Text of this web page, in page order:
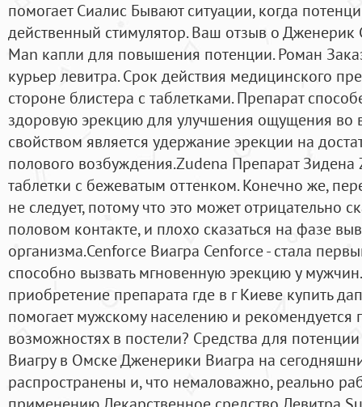
помогает Сиалис Бывают ситуации, когда
действенный стимулятор. Ваш отзыв о Дженерик
Man капли для повышения потенции. Роман
курьер левитра. Срок действия медицинского
стороне блистера с таблетками. Препарат
здоровую эрекцию для улучшения ощущения во
свойством является удержание эрекции на
полового возбуждения.Zudena Препарат Зидена
таблетки с бежеватым оттенком. Конечно же,
не следует, потому что это может отрицательно
половом контакте, и плохо сказаться на фазе
организма.Cenforce Виагра Cenforce - стала
способно вызвать мгновенную эрекцию у
приобретение препарата где в г Киеве купить
помогает мужскому населению и рекомендуется
возможностях в постели? Средства для
Виагру в Омске Дженерики Виагра на
распространены и, что немаловажно, реально